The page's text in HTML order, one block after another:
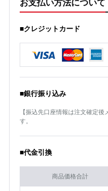
お支払い方法について
■クレジットカード
■銀行振り込み
【振込先口座情報は注文確定
す。
■代金引換
商品価格合計